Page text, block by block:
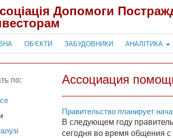
Допомоги
ОБ'ЄКТИ ЗАБУДОВНИКИ АНАЛІТИКА
по: Ассоциация
Правительство планирует
В следующем году
сегодня во время общения